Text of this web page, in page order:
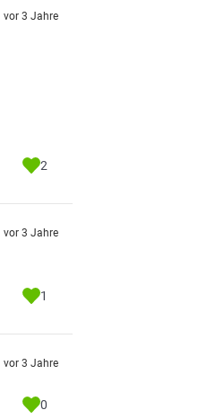
vor 3 Jahre
2
vor 3 Jahre
1
vor 3 Jahre
0